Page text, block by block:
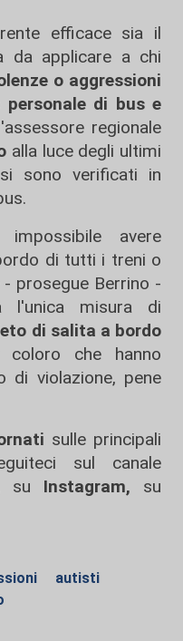
efficace sia il
da applicare a chi
o aggressioni
di bus e
regionale
alla luce degli ultimi
sono verificati in
avere
di tutti i treni o
prosegue Berrino -
l'unica misura di
di salita a bordo
coloro che hanno
di violazione, pene
sulle principali
sul canale
su Instagram, su
autisti